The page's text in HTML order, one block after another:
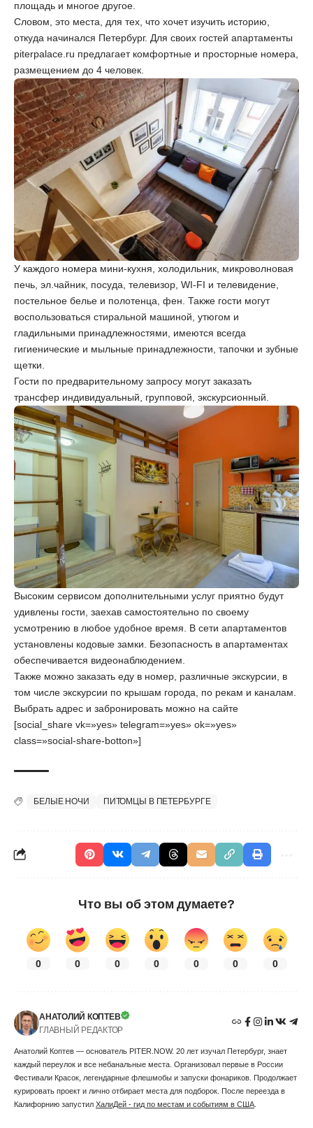
площадь и многое другое.
Словом, это места, для тех, что хочет изучить историю,
откуда начинался Петербург. Для своих гостей апартаменты
piterpalace.ru предлагает комфортные и просторные номера,
размещением до 4 человек.
У каждого номера мини-кухня, холодильник, микроволновая
печь, эл.чайник, посуда, телевизор, WI-FI и телевидение,
постельное белье и полотенца, фен. Также гости могут
воспользоваться стиральной машиной, утюгом и
гладильными принадлежностями, имеются всегда
гигиенические и мыльные принадлежности, тапочки и зубные
щетки.
Гости по предварительному запросу могут заказать
трансфер индивидуальный, групповой, экскурсионный.
Высоким сервисом дополнительными услуг приятно будут
удивлены гости, заехав самостоятельно по своему
усмотрению в любое удобное время. В сети апартаментов
установлены кодовые замки. Безопасность в апартаментах
обеспечивается видеонаблюдением.
Также можно заказать еду в номер, различные экскурсии, в
том числе экскурсии по крышам города, по рекам и каналам.
Выбрать адрес и забронировать можно на сайте
[social_share vk=»yes» telegram=»yes» ok=»yes»
class=»social-share-botton»]
БЕЛЫЕ НОЧИ ПИТОМЦЫ В ПЕТЕРБУРГЕ
Что вы об этом думаете?
0 0 0 0 0 0 0
АНАТОЛИЙ КОПТЕВ
ГЛАВНЫЙ РЕДАКТОР
Анатолий Коптев — основатель PITER.NOW. 20 лет изучал Петербург, знает
каждый переулок и все небанальные места. Организовал первые в России
Фестивали Красок, легендарные флешмобы и запуски фонариков. Продолжает
курировать проект и лично отбирает места для подборок. После переезда в
Калифорнию запустил ХалиДей - гид по местам и событиям в США